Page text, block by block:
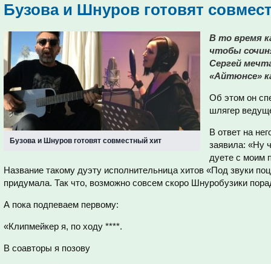
Бузова и Шнуров готовят
Бузова и Шнуров готовят совместный хит
В то время
чтобы
Сергей
«Айтюнсе»
Об этом он
шлягер
В ответ на
заявила: «Ну
дуете с моим
Название такому дуэту исполнительница хитов «Под звуки
придумала. Так что, возможно совсем скоро Шнуробузики
А пока подпеваем первому:
«Клипмейкер я, по ходу ****.
В соавторы я позову